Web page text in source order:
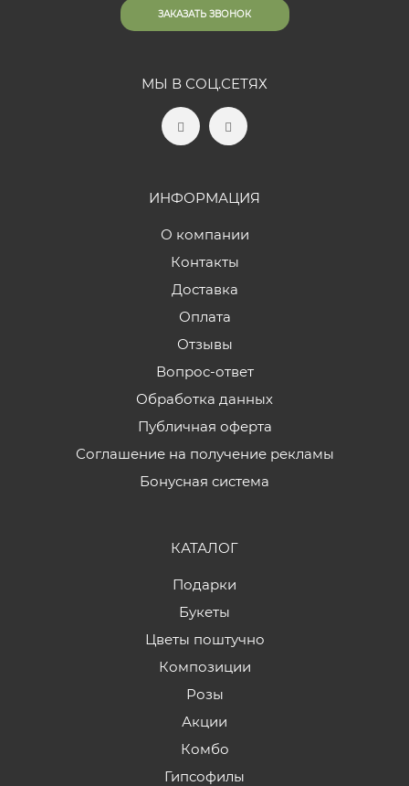
ЗАКАЗАТЬ ЗВОНОК
МЫ В СОЦ.СЕТЯХ
ИНФОРМАЦИЯ
О компании
Контакты
Доставка
Оплата
Отзывы
Вопрос-ответ
Обработка данных
Публичная оферта
Соглашение на получение рекламы
Бонусная система
КАТАЛОГ
Подарки
Букеты
Цветы поштучно
Композиции
Розы
Акции
Комбо
Гипсофилы